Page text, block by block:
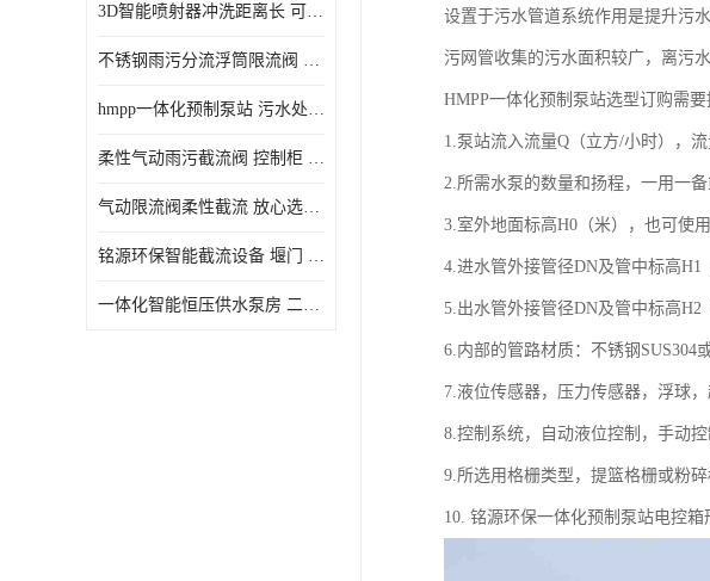
3D智能喷射器冲洗距离长 可270度旋转 高强度水压远距离喷洗
不锈钢雨污分流浮筒限流阀 DN150-DN1000 品质可信
hmpp一体化预制泵站 污水处理系统 乡镇学校市政排水 厂家供应
柔性气动雨污截流阀 控制柜 远程控制安全性高检修方便
气动限流阀柔性截流 放心选购 控源截污铭源环保
铭源环保智能截流设备 堰门 铸铁调节闸门作用 源头商家 可定制
一体化智能恒压供水泵房 二次加压供水设备户外智慧泵房
设置于污水管道系统作用是提升污
污网管收集的污水面积较广，离污
HMPP一体化预制泵站选型订购需
1.泵站流入流量Q（立方/小时），流
2.所需水泵的数量和扬程，一用一备
3.室外地面标高H0（米），也可使
4.进水管外接管径DN及管中标高H1
5.出水管外接管径DN及管中标高H2
6.内部的管路材质：不锈钢SUS304
7.液位传感器，压力传感器，浮球，
8.控制系统，自动液位控制，手动控
9.所选用格栅类型，提篮格栅或粉碎
10. 铭源环保一体化预制泵站电控